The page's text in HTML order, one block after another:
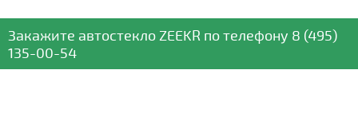
Закажите автостекло ZEEKR по телефону 8 (495)
135-00-54